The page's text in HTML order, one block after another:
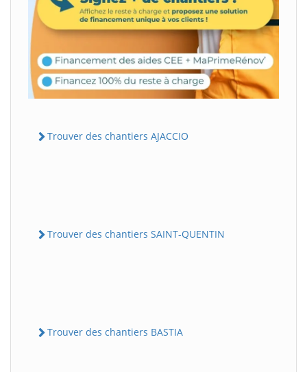
Trouver des chantiers AJACCIO
Trouver des chantiers SAINT-QUENTIN
Trouver des chantiers BASTIA